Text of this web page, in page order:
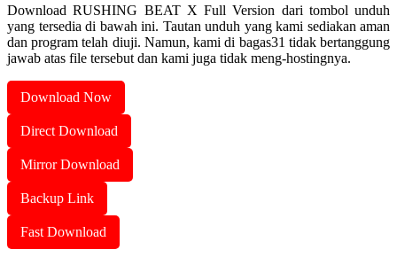
Download RUSHING BEAT X Full Version dari tombol unduh
yang tersedia di bawah ini. Tautan unduh yang kami sediakan aman
dan program telah diuji. Namun, kami di bagas31 tidak bertanggung
jawab atas file tersebut dan kami juga tidak meng-hostingnya.
Download Now
Direct Download
Mirror Download
Backup Link
Fast Download